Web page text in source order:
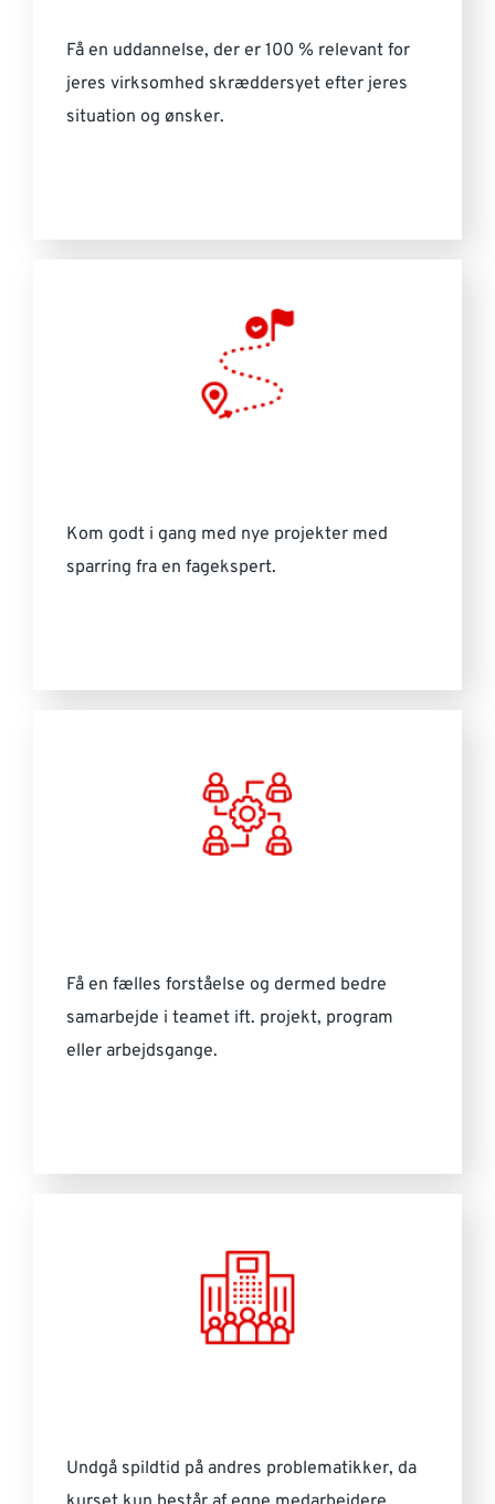
Få en uddannelse, der er 100 % relevant for
jeres virksomhed skræddersyet efter jeres
situation og ønsker.
Kom godt i gang med nye projekter med
sparring fra en fagekspert.
Få en fælles forståelse og dermed bedre
samarbejde i teamet ift. projekt, program
eller arbejdsgange.
Undgå spildtid på andres problematikker, da